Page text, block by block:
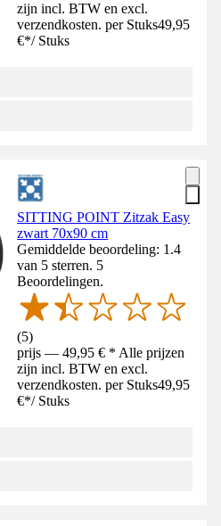
zijn incl. BTW en excl.
verzendkosten. per Stuks49,95
€*/ Stuks
SITTING POINT Zitzak Easy
zwart 70x90 cm
Gemiddelde beoordeling: 1.4
van 5 sterren. 5
Beoordelingen.
(5)
prijs — 49,95 € * Alle prijzen
zijn incl. BTW en excl.
verzendkosten. per Stuks49,95
€*/ Stuks